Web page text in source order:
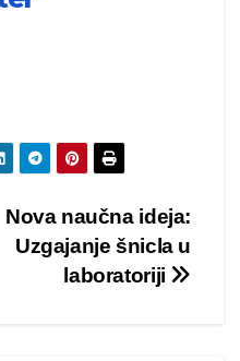
Nova naučna ideja:
Uzgajanje šnicla u
laboratoriji